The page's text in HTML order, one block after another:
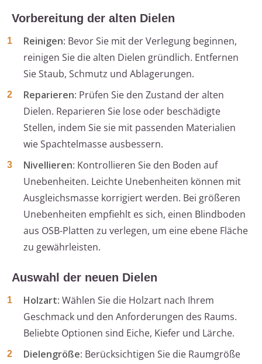
Vorbereitung der alten Dielen
Reinigen: Bevor Sie mit der Verlegung beginnen,
reinigen Sie die alten Dielen gründlich. Entfernen
Sie Staub, Schmutz und Ablagerungen.
Reparieren: Prüfen Sie den Zustand der alten
Dielen. Reparieren Sie lose oder beschädigte
Stellen, indem Sie sie mit passenden Materialien
wie Spachtelmasse ausbessern.
Nivellieren: Kontrollieren Sie den Boden auf
Unebenheiten. Leichte Unebenheiten können mit
Ausgleichsmasse korrigiert werden. Bei größeren
Unebenheiten empfiehlt es sich, einen Blindboden
aus OSB-Platten zu verlegen, um eine ebene Fläche
zu gewährleisten.
Auswahl der neuen Dielen
Holzart: Wählen Sie die Holzart nach Ihrem
Geschmack und den Anforderungen des Raums.
Beliebte Optionen sind Eiche, Kiefer und Lärche.
Dielengröße: Berücksichtigen Sie die Raumgröße